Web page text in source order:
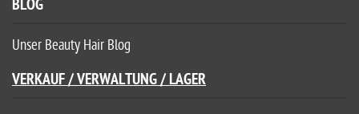
BLOG
Unser Beauty Hair Blog
VERKAUF / VERWALTUNG / LAGER